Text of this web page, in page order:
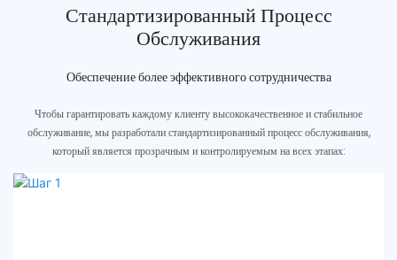
Стандартизированный Процесс
Обслуживания
Обеспечение более эффективного сотрудничества
Чтобы гарантировать каждому клиенту высококачественное и стабильное
обслуживание, мы разработали стандартизированный процесс обслуживания,
который является прозрачным и контролируемым на всех этапах: